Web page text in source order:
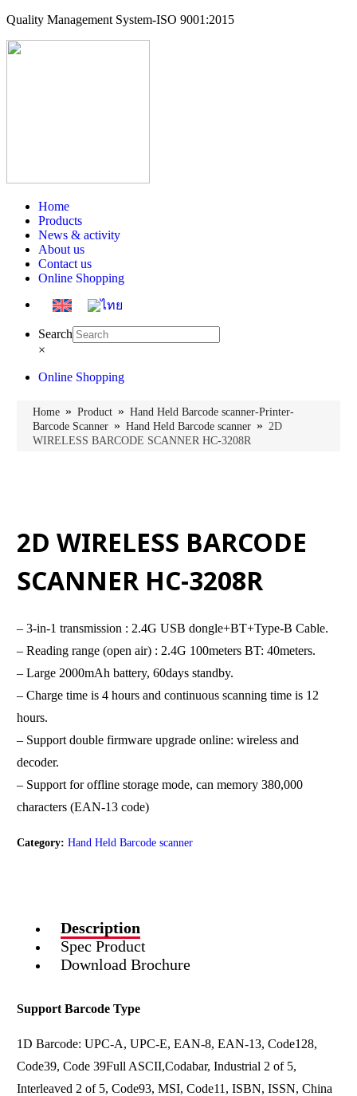
Quality Management System-ISO 9001:2015
Home
Products
News & activity
About us
Contact us
Online Shopping
Search
×
Online Shopping
Home » Product » Hand Held Barcode scanner-Printer-
Barcode Scanner » Hand Held Barcode scanner » 2D
WIRELESS BARCODE SCANNER HC-3208R
2D WIRELESS BARCODE
SCANNER HC-3208R
– 3-in-1 transmission : 2.4G USB dongle+BT+Type-B Cable.
– Reading range (open air) : 2.4G 100meters BT: 40meters.
– Large 2000mAh battery, 60days standby.
– Charge time is 4 hours and continuous scanning time is 12
hours.
– Support double firmware upgrade online: wireless and
decoder.
– Support for offline storage mode, can memory 380,000
characters (EAN-13 code)
Category: Hand Held Barcode scanner
Description
Spec Product
Download Brochure
Support Barcode Type
1D Barcode: UPC-A, UPC-E, EAN-8, EAN-13, Code128,
Code39, Code 39Full ASCII,Codabar, Industrial 2 of 5,
Interleaved 2 of 5, Code93, MSI, Code11, ISBN, ISSN, China